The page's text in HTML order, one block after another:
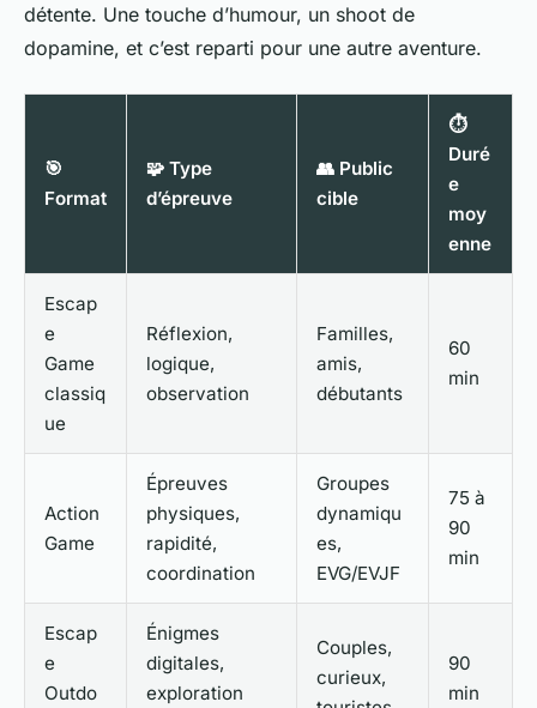
détente. Une touche d’humour, un shoot de
dopamine, et c’est reparti pour une autre aventure.
🎯
Format
🧩 Type
d’épreuve
👥 Public
cible
⏱️
Duré
e
moy
enne
Escap
e
Game
classiq
ue
Réflexion,
logique,
observation
Familles,
amis,
débutants
60
min
Action
Game
Épreuves
physiques,
rapidité,
coordination
Groupes
dynamiqu
es,
EVG/EVJF
75 à
90
min
Escap
e
Outdo
Énigmes
digitales,
exploration
Couples,
curieux,
90
min